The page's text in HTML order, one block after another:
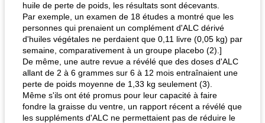
huile de perte de poids, les résultats sont décevants.
Par exemple, un examen de 18 études a montré que les
personnes qui prenaient un complément d'ALC dérivé
d'huiles végétales ne perdaient que 0,11 livre (0,05 kg) par
semaine, comparativement à un groupe placebo (2).]
De même, une autre revue a révélé que des doses d'ALC
allant de 2 à 6 grammes sur 6 à 12 mois entraînaient une
perte de poids moyenne de 1,33 kg seulement (3).
Même s'ils ont été promus pour leur capacité à faire
fondre la graisse du ventre, un rapport récent a révélé que
les suppléments d'ALC ne permettaient pas de réduire le